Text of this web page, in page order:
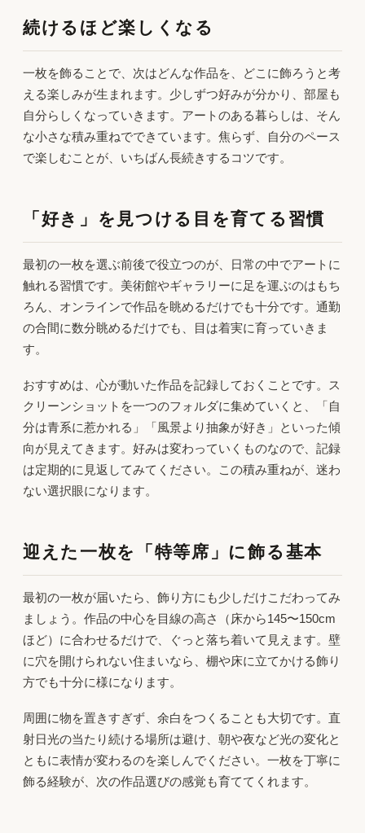
続けるほど楽しくなる
一枚を飾ることで、次はどんな作品を、どこに飾ろうと考
える楽しみが生まれます。少しずつ好みが分かり、部屋も
自分らしくなっていきます。アートのある暮らしは、そん
な小さな積み重ねでできています。焦らず、自分のペース
で楽しむことが、いちばん長続きするコツです。
「好き」を見つける目を育てる習慣
最初の一枚を選ぶ前後で役立つのが、日常の中でアートに
触れる習慣です。美術館やギャラリーに足を運ぶのはもち
ろん、オンラインで作品を眺めるだけでも十分です。通勤
の合間に数分眺めるだけでも、目は着実に育っていきま
す。
おすすめは、心が動いた作品を記録しておくことです。ス
クリーンショットを一つのフォルダに集めていくと、「自
分は青系に惹かれる」「風景より抽象が好き」といった傾
向が見えてきます。好みは変わっていくものなので、記録
は定期的に見返してみてください。この積み重ねが、迷わ
ない選択眼になります。
迎えた一枚を「特等席」に飾る基本
最初の一枚が届いたら、飾り方にも少しだけこだわってみ
ましょう。作品の中心を目線の高さ（床から145〜150cm
ほど）に合わせるだけで、ぐっと落ち着いて見えます。壁
に穴を開けられない住まいなら、棚や床に立てかける飾り
方でも十分に様になります。
周囲に物を置きすぎず、余白をつくることも大切です。直
射日光の当たり続ける場所は避け、朝や夜など光の変化と
ともに表情が変わるのを楽しんでください。一枚を丁寧に
飾る経験が、次の作品選びの感覚も育ててくれます。